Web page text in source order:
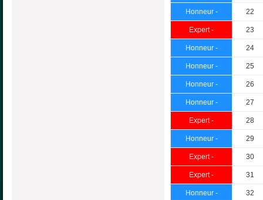
Honneur - 22
Expert - 23
Honneur - 24
Honneur - 25
Honneur - 26
Honneur - 27
Expert - 28
Honneur - 29
Expert - 30
Expert - 31
Honneur - 32